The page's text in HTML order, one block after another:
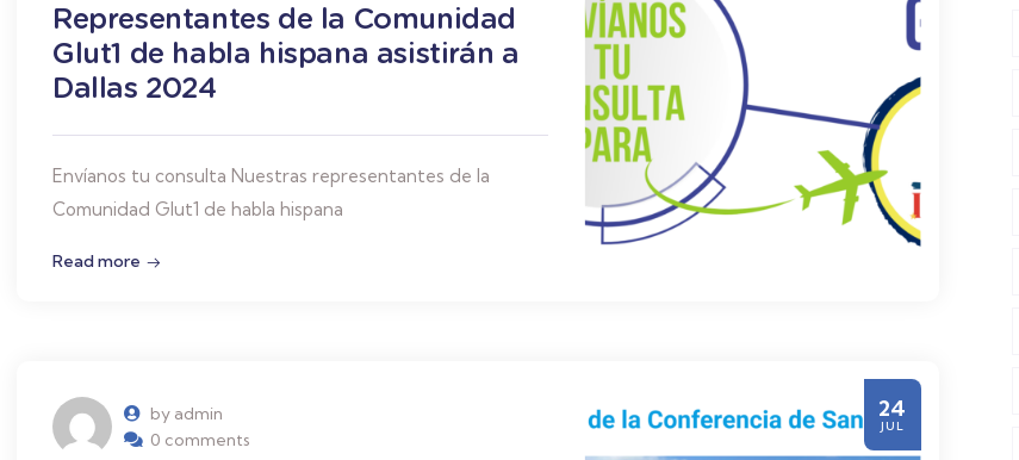
Representantes de la Comunidad
Glut1 de habla hispana asistirán a
Dallas 2024
Envíanos tu consulta Nuestras representantes de la
Comunidad Glut1 de habla hispana
Read more
by admin
0 comments
24
JUL